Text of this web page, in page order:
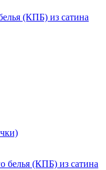
(КПБ) из сатина